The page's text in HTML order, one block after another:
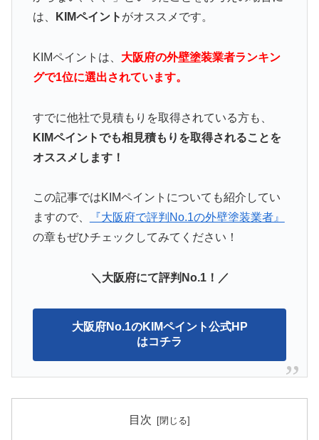
は、
KIMペイント がオススメです。
KIMペイントは、 大阪府の外壁塗装業者ランキン
グで1位に選出されています。
すでに他社で見積もりを取得されている方も、
KIMペイントでも相見積もりを取得されることを
オススメします！
この記事ではKIMペイントについても紹介してい
ますので、
『大阪府で評判No.1の外壁塗装業者』
の章もぜひチェックしてみてください！
＼大阪府にて評判No.1！／
大阪府No.1のKIMペイント公式HP
はコチラ
目次